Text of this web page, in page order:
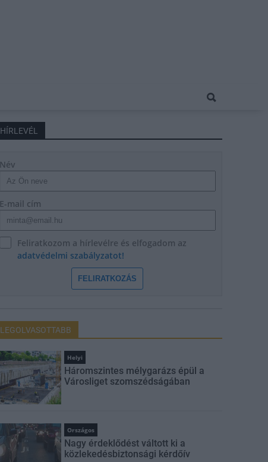
HÍRLEVÉL
Név
E-mail cím
Feliratkozom a hírlevélre és elfogadom az
adatvédelmi szabályzatot!
FELIRATKOZÁS
LEGOLVASOTTABB
Helyi
Háromszintes mélygarázs épül a
Városliget szomszédságában
Országos
Nagy érdeklődést váltott ki a
közlekedésbiztonsági kérdőív